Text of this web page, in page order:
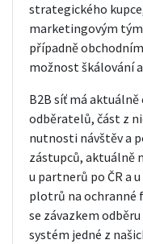
strategického
marketingovým
případně
možnost škálování
B2B síť má
odběratelů, část z
nutnosti návštěv a
zástupců, aktuálně
u partnerů po ČR a
plotrů na ochranné
se závazkem
systém jedné z